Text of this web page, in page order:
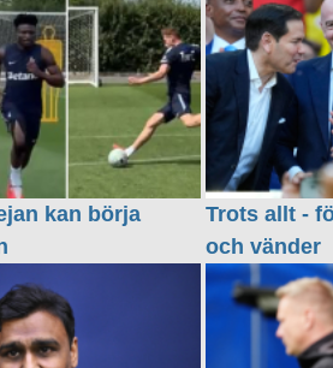
kan börja
Trots allt -
och vänder